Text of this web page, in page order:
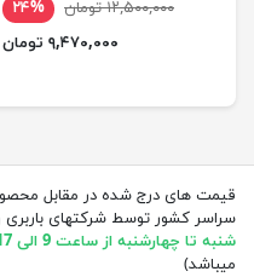
۱۲,۵۰۰,۰۰۰ تومان
۲۴%
۹,۴۷۰,۰۰۰ تومان
قیمت های درج شده در مقابل
سراسر کشور توسط شرکتهای باربری
شنبه تا چهارشنبه از ساعت 9 الی 17
میباشد)